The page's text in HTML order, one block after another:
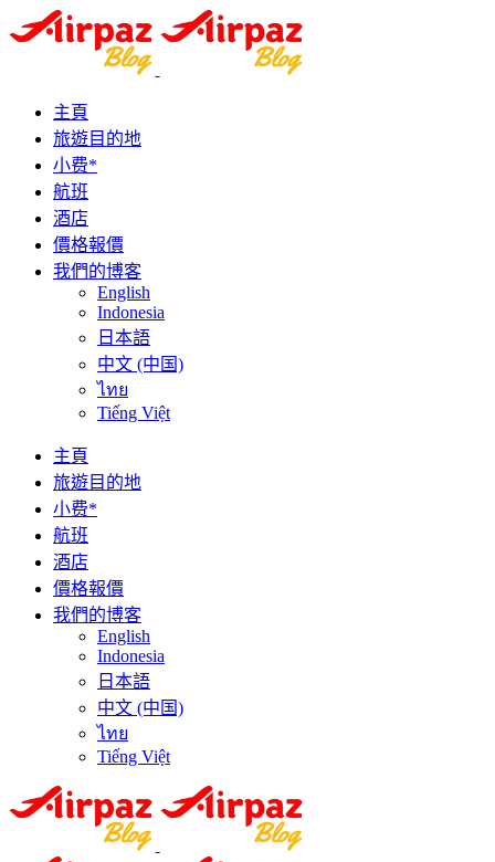
主頁
旅遊目的地
小费*
航班
酒店
價格報價
我們的博客
English
Indonesia
日本語
中文 (中国)
ไทย
Tiếng Việt
主頁
旅遊目的地
小费*
航班
酒店
價格報價
我們的博客
English
Indonesia
日本語
中文 (中国)
ไทย
Tiếng Việt